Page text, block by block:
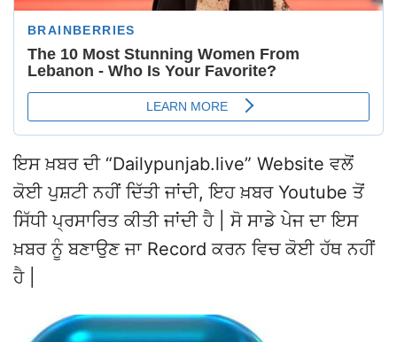
ਇਸ ਖ਼ਬਰ ਦੀ “Dailypunjab.live” Website ਵਲੋਂ
ਕੋਈ ਪੁਸ਼ਟੀ ਨਹੀਂ ਦਿੱਤੀ ਜਾਂਦੀ, ਇਹ ਖ਼ਬਰ Youtube ਤੋਂ
ਸਿੱਧੀ ਪ੍ਰਸਾਰਿਤ ਕੀਤੀ ਜਾਂਦੀ ਹੈ | ਸੋ ਸਾਡੇ ਪੇਜ ਦਾ ਇਸ
ਖ਼ਬਰ ਨੂੰ ਬਣਾਉਣ ਜਾ Record ਕਰਨ ਵਿਚ ਕੋਈ ਹੱਥ ਨਹੀਂ
ਹੈ |